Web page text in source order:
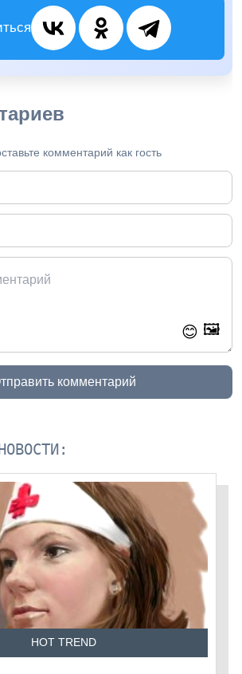
комментарий как гость
😊 🖼️
комментарий
HOT TREND